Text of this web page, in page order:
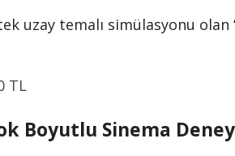
uzay temalı simülasyonu
TL
Boyutlu Sinema